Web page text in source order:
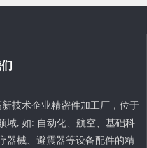
技术企业精密件加工厂，位于
域, 如: 自动化、航空、基础科
器械、避震器等设备配件的精